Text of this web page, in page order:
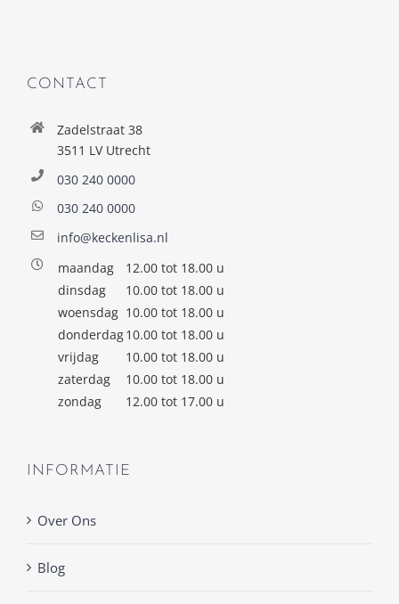
CONTACT
Zadelstraat 38
3511 LV Utrecht
030 240 0000
030 240 0000
info@keckenlisa.nl
maandag
12.00 tot 18.00 u
dinsdag
10.00 tot 18.00 u
woensdag 10.00 tot 18.00 u
donderdag10.00 tot 18.00 u
vrijdag
10.00 tot 18.00 u
zaterdag
10.00 tot 18.00 u
zondag
12.00 tot 17.00 u
INFORMATIE
Over Ons
Blog